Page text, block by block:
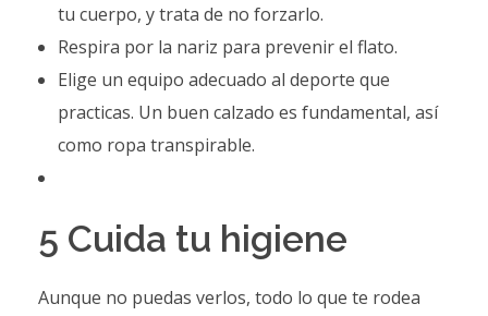
tu cuerpo, y trata de no forzarlo.
Respira por la nariz para prevenir el flato.
Elige un equipo adecuado al deporte que
practicas. Un buen calzado es fundamental, así
como ropa transpirable.
5 Cuida tu higiene
Aunque no puedas verlos, todo lo que te rodea